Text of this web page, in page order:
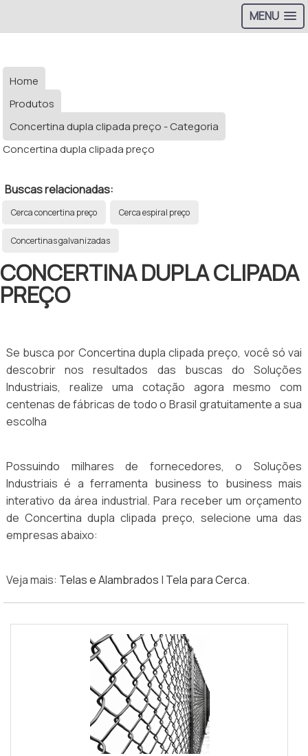
MENU
Home
Produtos
Concertina dupla clipada preço - Categoria
Concertina dupla clipada preço
Buscas relacionadas:
Cerca concertina preço Cerca espiral preço
Concertinas galvanizadas
CONCERTINA DUPLA CLIPADA
PREÇO
Se busca por Concertina dupla clipada preço, você só vai
descobrir nos resultados das buscas do Soluções
Industriais, realize uma cotação agora mesmo com
centenas de fábricas de todo o Brasil gratuitamente a sua
escolha
Possuindo milhares de fornecedores, o Soluções
Industriais é a ferramenta business to business mais
interativo da área industrial. Para receber um orçamento
de Concertina dupla clipada preço, selecione uma das
empresas abaixo:
Veja mais: Telas e Alambrados | Tela para Cerca.